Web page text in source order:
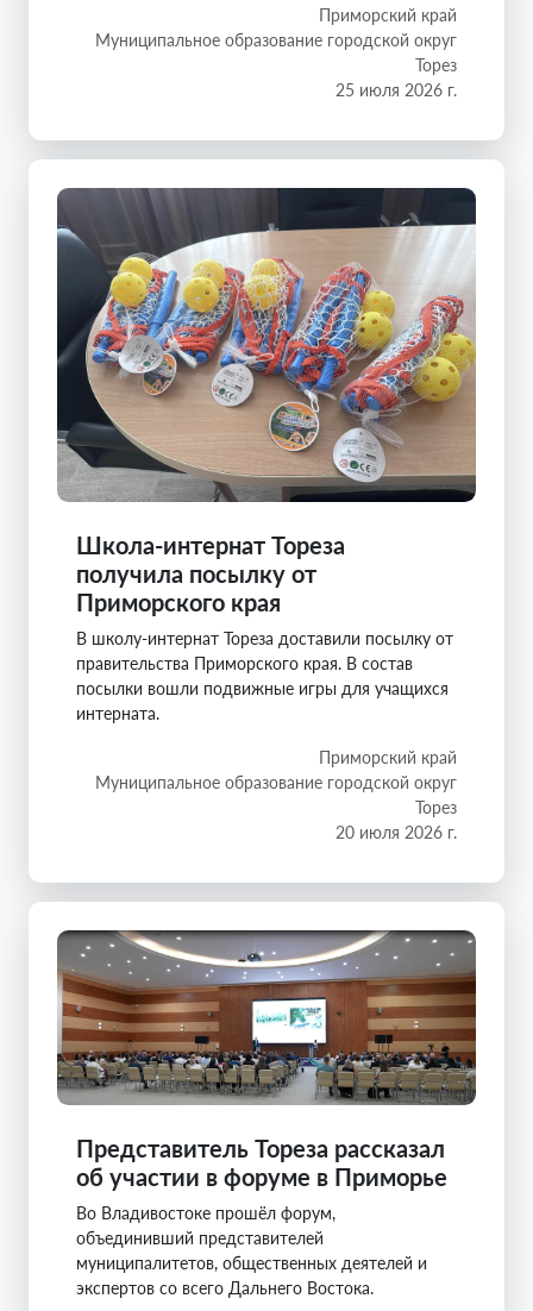
Приморский край
Муниципальное образование городской округ
Торез
25 июля 2026 г.
Школа-интернат Тореза
получила посылку от
Приморского края
В школу-интернат Тореза доставили посылку от
правительства Приморского края. В состав
посылки вошли подвижные игры для учащихся
интерната.
Приморский край
Муниципальное образование городской округ
Торез
20 июля 2026 г.
Представитель Тореза рассказал
об участии в форуме в Приморье
Во Владивостоке прошёл форум,
объединивший представителей
муниципалитетов, общественных деятелей и
экспертов со всего Дальнего Востока.